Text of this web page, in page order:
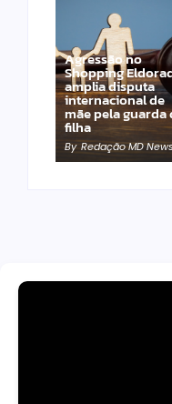
Agressão no
Shopping
amplia disputa
internacional de
mãe pela guarda
filha
By Redação MD